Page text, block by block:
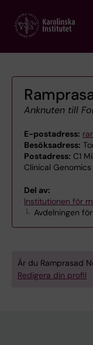
main
Anknuten till
E-postadress:
Besöksadress:
Postadress: C1
Clinical Genomics
Del av:
Institutionen för
Avdelningen
Är du Ramprasad
Redigera din profil